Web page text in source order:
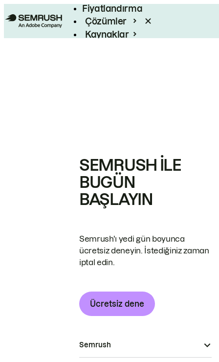
Fiyatlandırma
Çözümler
Kaynaklar
SEMRUSH ILE
BUGÜN
BAŞLAYIN
Semrush'ı yedi gün boyunca
ücretsiz deneyin. İstediğiniz zaman
iptal edin.
Ücretsiz dene
Semrush